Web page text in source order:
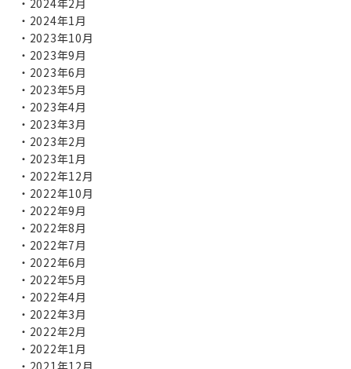
2024年1月
2023年10月
2023年9月
2023年6月
2023年5月
2023年4月
2023年3月
2023年2月
2023年1月
2022年12月
2022年10月
2022年9月
2022年8月
2022年7月
2022年6月
2022年5月
2022年4月
2022年3月
2022年2月
2022年1月
2021年12月